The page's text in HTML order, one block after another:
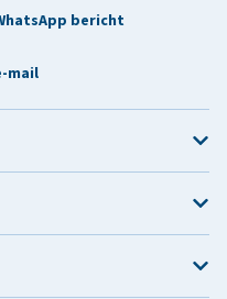
bericht
mail